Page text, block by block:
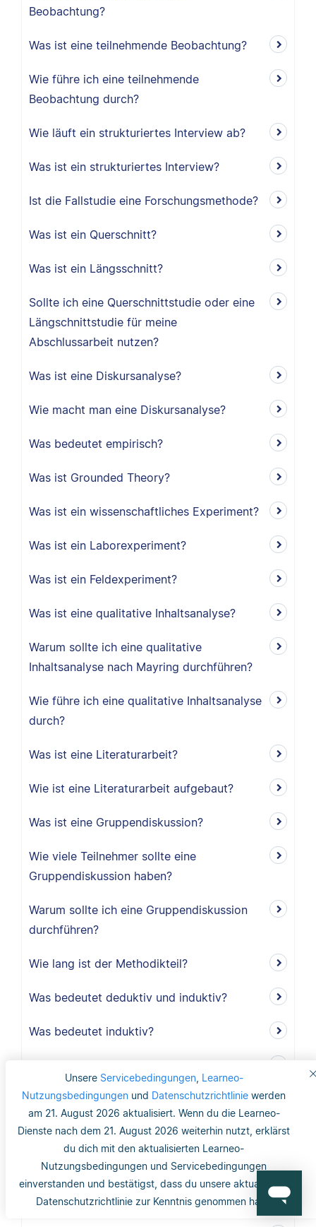
Unsere Servicebedingungen, Learneo-
Nutzungsbedingungen und Datenschutzrichtlinie werden
am 21. August 2026 aktualisiert. Wenn du die Learneo-
Dienste nach dem 21. August 2026 weiterhin nutzt, erklärst
du dich mit den aktualisierten Learneo-
Nutzungsbedingungen und Servicebedingungen
einverstanden und bestätigst, dass du unsere aktualisierte
Datenschutzrichtlinie zur Kenntnis genommen hast.
Beobachtung?
Was ist eine teilnehmende Beobachtung?
Wie führe ich eine teilnehmende
Beobachtung durch?
Wie läuft ein strukturiertes Interview ab?
Was ist ein strukturiertes Interview?
Ist die Fallstudie eine Forschungsmethode?
Was ist ein Querschnitt?
Was ist ein Längsschnitt?
Sollte ich eine Querschnittstudie oder eine
Längschnittstudie für meine
Abschlussarbeit nutzen?
Was ist eine Diskursanalyse?
Wie macht man eine Diskursanalyse?
Was bedeutet empirisch?
Was ist Grounded Theory?
Was ist ein wissenschaftliches Experiment?
Was ist ein Laborexperiment?
Was ist ein Feldexperiment?
Was ist eine qualitative Inhaltsanalyse?
Warum sollte ich eine qualitative
Inhaltsanalyse nach Mayring durchführen?
Wie führe ich eine qualitative Inhaltsanalyse
durch?
Was ist eine Literaturarbeit?
Wie ist eine Literaturarbeit aufgebaut?
Was ist eine Gruppendiskussion?
Wie viele Teilnehmer sollte eine
Gruppendiskussion haben?
Warum sollte ich eine Gruppendiskussion
durchführen?
Wie lang ist der Methodikteil?
Was bedeutet deduktiv und induktiv?
Was bedeutet induktiv?
Was ist Validität?
Was ist interne Validität?
Was versteht man unter Validität?
Was ist die Reliabilität?